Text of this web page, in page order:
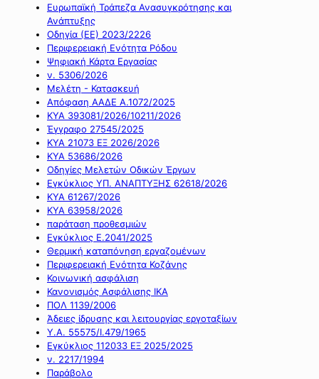
Ευρωπαϊκή Τράπεζα Ανασυγκρότησης και
Ανάπτυξης
Οδηγία (ΕΕ) 2023/2226
Περιφερειακή Ενότητα Ρόδου
Ψηφιακή Κάρτα Εργασίας
ν. 5306/2026
Μελέτη - Κατασκευή
Απόφαση ΑΑΔΕ Α.1072/2025
ΚΥΑ 393081/2026/10211/2026
Έγγραφο 27545/2025
ΚΥΑ 21073 ΕΞ 2026/2026
ΚΥΑ 53686/2026
Οδηγίες Μελετών Οδικών Έργων
Εγκύκλιος ΥΠ. ΑΝΑΠΤΥΞΗΣ 62618/2026
ΚΥΑ 61267/2026
ΚΥΑ 63958/2026
παράταση προθεσμιών
Εγκύκλιος Ε.2041/2025
Θερμική καταπόνηση εργαζομένων
Περιφερειακή Ενότητα Κοζάνης
Κοινωνική ασφάλιση
Κανονισμός Ασφάλισης ΙΚΑ
ΠΟΛ 1139/2006
Άδειες ίδρυσης και λειτουργίας εργοταξίων
Υ.Α. 55575/Ι.479/1965
Εγκύκλιος 112033 ΕΞ 2025/2025
ν. 2217/1994
Παράβολο